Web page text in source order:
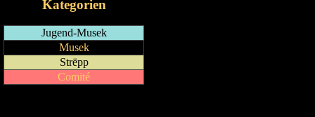
Kategorien
Jugend-Musek
Musek
Strëpp
Comité